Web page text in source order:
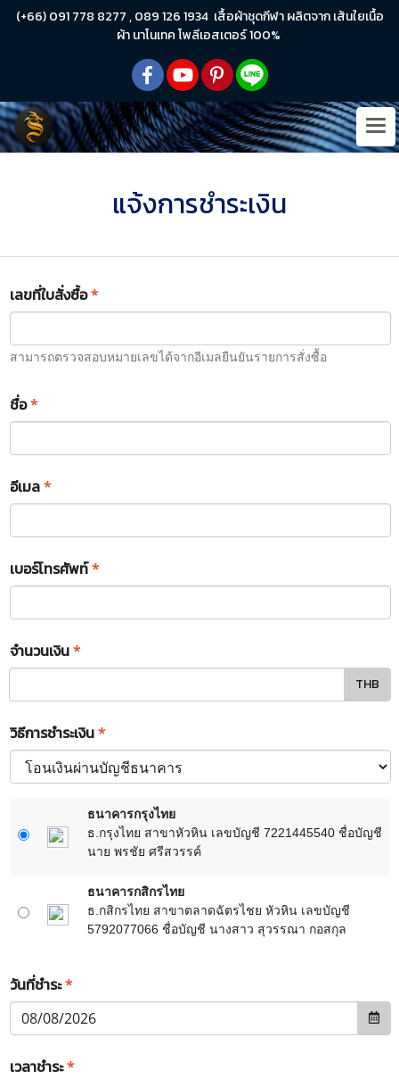
(+66) 091 778 8277 , 089 126 1934 เสื้อผ้าชุดกีฬา ผลิตจาก เส้นใยเนื้อ
ผ้า นาโนเทค โพลีเอสเตอร์ 100%
แจ้งการชำระเงิน
เลขที่ใบสั่งซื้อ*
สามารถตรวจสอบหมายเลขได้จากอีเมลยืนยันรายการสั่งซื้อ
ชื่อ*
อีเมล*
เบอร์โทรศัพท์*
จำนวนเงิน*
THB
วิธีการชำระเงิน*
ธนาคารกรุงไทย
ธ.กรุงไทย สาขาหัวหิน เลขบัญชี 7221445540 ชื่อบัญชี
นาย พรชัย ศรีสวรรค์
ธนาคารกสิกรไทย
ธ.กสิกรไทย สาขาตลาดฉัตรไชย หัวหิน เลขบัญชี
5792077066 ชื่อบัญชี นางสาว สุวรรณา กอสกุล
วันที่ชำระ*
เวลาชำระ*